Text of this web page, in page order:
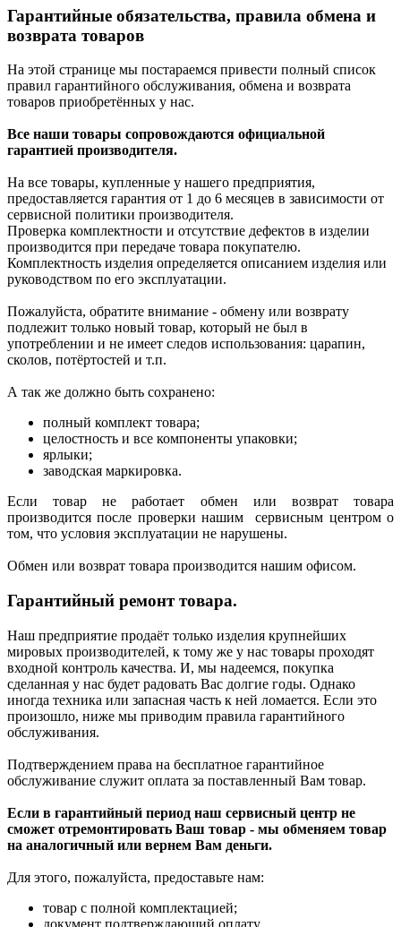
Гарантийные обязательства, правила обмена и
возврата товаров
На этой странице мы постараемся привести полный список
правил гарантийного обслуживания, обмена и возврата
товаров приобретённых у нас.
Все наши товары сопровождаются официальной
гарантией производителя.
На все товары, купленные у нашего предприятия,
предоставляется гарантия от 1 до 6 месяцев в зависимости от
сервисной политики производителя.
Проверка комплектности и отсутствие дефектов в изделии
производится при передаче товара покупателю.
Комплектность изделия определяется описанием изделия или
руководством по его эксплуатации.
Пожалуйста, обратите внимание - обмену или возврату
подлежит только новый товар, который не был в
употреблении и не имеет следов использования: царапин,
сколов, потёртостей и т.п.
А так же должно быть сохранено:
полный комплект товара;
целостность и все компоненты упаковки;
ярлыки;
заводская маркировка.
Если товар не работает обмен или возврат товара
производится после проверки нашим сервисным центром о
том, что условия эксплуатации не нарушены.
Обмен или возврат товара производится нашим офисом.
Гарантийный ремонт товара.
Наш предприятие продаёт только изделия крупнейших
мировых производителей, к тому же у нас товары проходят
входной контроль качества. И, мы надеемся, покупка
сделанная у нас будет радовать Вас долгие годы. Однако
иногда техника или запасная часть к ней ломается. Если это
произошло, ниже мы приводим правила гарантийного
обслуживания.
Подтверждением права на бесплатное гарантийное
обслуживание служит оплата за поставленный Вам товар.
Если в гарантийный период наш сервисный центр не
сможет отремонтировать Ваш товар - мы обменяем товар
на аналогичный или вернем Вам деньги.
Для этого, пожалуйста, предоставьте нам:
товар с полной комплектацией;
документ подтверждающий оплату.